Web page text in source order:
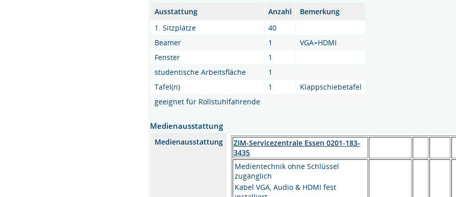
Ausstattung Anzahl
Bemerkung
1. Sitzplätze
40
Beamer
1
VGA+HDMI
Fenster
1
studentische Arbeitsfläche
1
Tafel(n)
1
Klappschiebetafel
geeignet für Rollstuhlfahrende
Medienausstattung
Medienausstattung
ZIM-Servicezentrale Essen 0201-183-
3435
Medientechnik ohne Schlüssel
zugänglich
Kabel VGA, Audio & HDMI fest